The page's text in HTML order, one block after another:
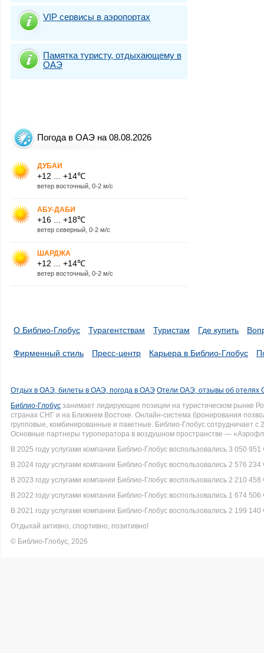
VIP сервисы в аэропортах
Памятка туристу, отдыхающему в
ОАЭ
Погода в ОАЭ на 08.08.2026
ДУБАИ
+12 ... +14℃
ветер восточный, 0-2 м/с
АБУ-ДАБИ
+16 ... +18℃
ветер северный, 0-2 м/с
ШАРДЖА
+12 ... +14℃
ветер восточный, 0-2 м/с
О Библио-Глобус Турагентствам Туристам Где купить
Фирменный стиль Пресс-центр Карьера в Библио-Глобус
Отдых в ОАЭ, билеты в ОАЭ, погода в ОАЭ Отели ОАЭ, отзывы об отелях
Библио-Глобус занимает лидирующие позиции на туристическом рынке
странах СНГ и на Ближнем Востоке. Онлайн-система бронирования
групповые, комбинированные и пакетные. Библио-Глобус сотрудничает
Основные партнеры туроператора в воздушном пространстве —
В 2025 году услугами компании Библио-Глобус воспользовались 3 050 951
В 2024 году услугами компании Библио-Глобус воспользовались 2 576 234
В 2023 году услугами компании Библио-Глобус воспользовались 2 210 458
В 2022 году услугами компании Библио-Глобус воспользовались 1 674 506
В 2021 году услугами компании Библио-Глобус воспользовались 2 199 140
Отдыхай активно, спортивно, позитивно!
© Библио-Глобус, 2026